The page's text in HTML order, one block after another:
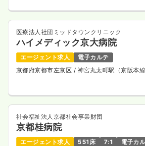
医療法人社団ミッドタウンクリニック
ハイメディック京大病院
エージェント求人
電子カルテ
京都府京都市左京区 / 神宮丸太町駅（京阪本
社会福祉法人京都社会事業財団
京都桂病院
エージェント求人 551床 7:1
電子カ